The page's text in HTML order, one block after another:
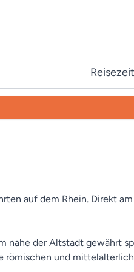
Reisezeit
auf dem Rhein. Direkt
nahe der Altstadt gewährt
und